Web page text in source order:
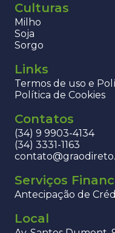
Culturas
Milho
Soja
Sorgo
Links
Termos de uso e
Política de Cookies
Contatos
(34) 9 9903-4134
(34) 3331-1163
Serviços
Antecipação de
Local